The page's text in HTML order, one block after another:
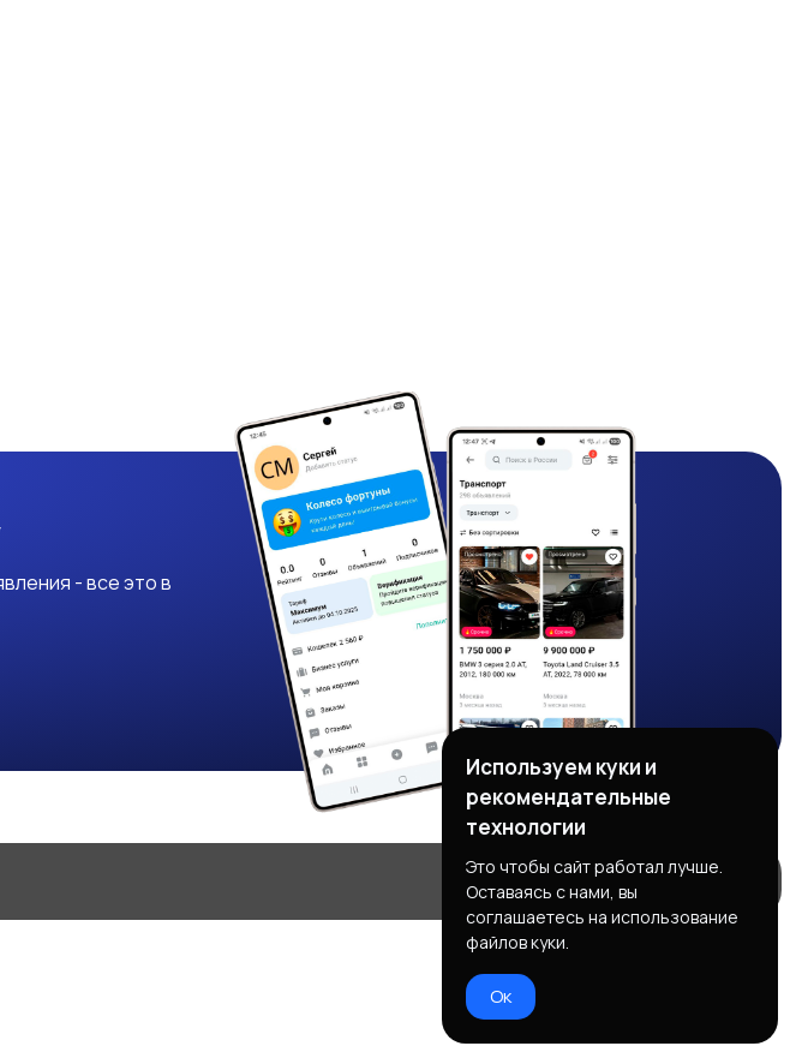
- все это в
Используем куки и
рекомендательные
технологии
Это чтобы сайт работал лучше.
Оставаясь с нами, вы
соглашаетесь на использование
файлов куки.
Ок